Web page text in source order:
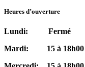
Heures d’ouverture
Lundi: Fermé
Mardi: 15 à 18h00